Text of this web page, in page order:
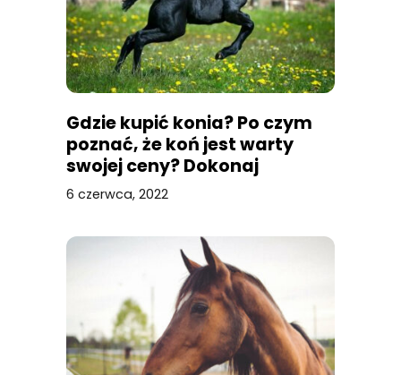
Gdzie kupić konia? Po czym
poznać, że koń jest warty
swojej ceny? Dokonaj
mądrego zakupu
6 czerwca, 2022